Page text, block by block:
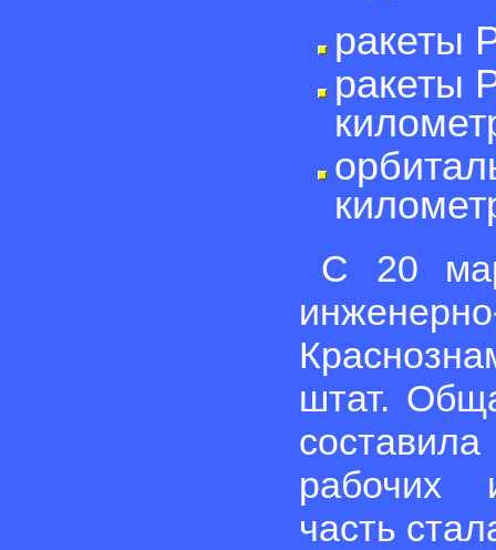
ракеты
ракеты
С 20
штат.
рабочих
часть